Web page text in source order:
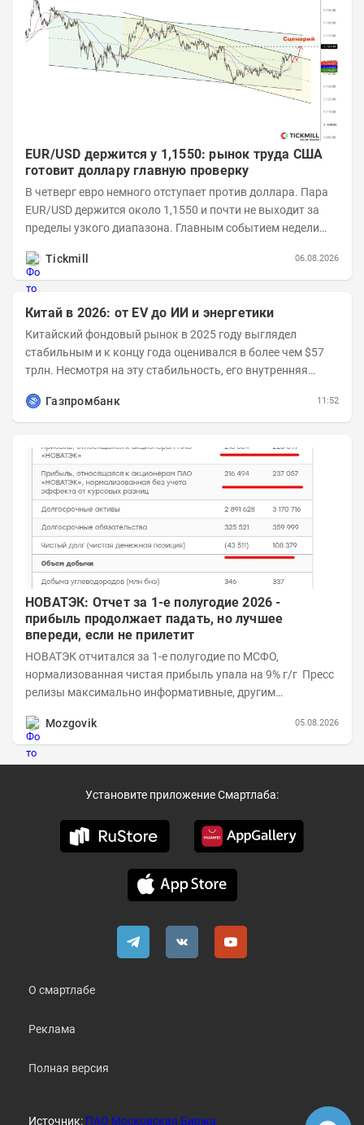
EUR/USD держится у 1,1550: рынок труда США
готовит доллару главную проверку
В четверг евро немного отступает против доллара. Пара
EUR/USD держится около 1,1550 и почти не выходит за
пределы узкого диапазона. Главным событием недели
Tickmill
06.08.2026
Китай в 2026: от EV до ИИ и энергетики
Китайский фондовый рынок в 2025 году выглядел
стабильным и к концу года оценивался в более чем $57
трлн. Несмотря на эту стабильность, его внутренняя
Газпромбанк
11:52
НОВАТЭК: Отчет за 1-е полугодие 2026 -
прибыль продолжает падать, но лучшее
впереди, если не прилетит
НОВАТЭК отчитался за 1-е полугодие по МСФО,
нормализованная чистая прибыль упала на 9% г/г Пресс
релизы максимально информативные, другим
Mozgovik
05.08.2026
Установите приложение Смартлаба:
О смартлабе
Реклама
Полная версия
Источник: ПАО Московская Биржа